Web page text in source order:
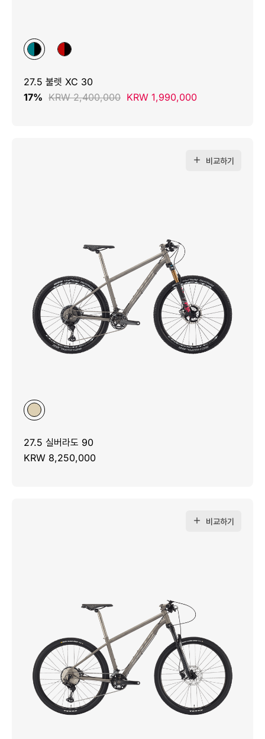
27.5 불렛 XC 30
17% KRW 2,400,000 KRW 1,990,000
비교하기
27.5 실버라도 90
KRW 8,250,000
비교하기